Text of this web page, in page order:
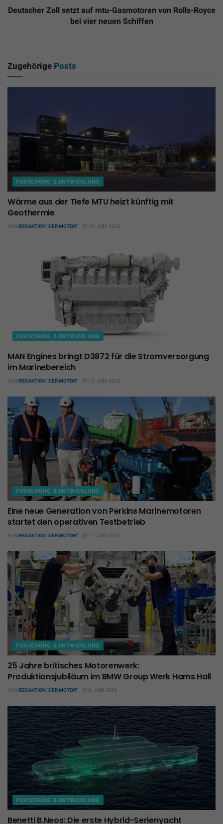
Deutscher Zoll setzt auf mtu-Gasmotoren von Rolls-Royce
bei vier neuen Schiffen
Zugehörige Posts
FORSCHUNG & ENTWICKLUNG
Wärme aus der Tiefe MTU heizt künftig mit
Geothermie
VON REDAKTION "DER MOTOR" 18. JUNI 2026
FORSCHUNG & ENTWICKLUNG
MAN Engines bringt D3872 für die Stromversorgung
im Marinebereich
VON REDAKTION "DER MOTOR" 15. JUNI 2026
FORSCHUNG & ENTWICKLUNG
Eine neue Generation von Perkins Marinemotoren
startet den operativen Testbetrieb
VON REDAKTION "DER MOTOR" 11. JUNI 2026
FORSCHUNG & ENTWICKLUNG
25 Jahre britisches Motorenwerk:
Produktionsjubiläum im BMW Group Werk Hams Hall
VON REDAKTION "DER MOTOR" 8. JUNI 2026
FORSCHUNG & ENTWICKLUNG
Benetti B.Neos: Die erste Hybrid-Serienyacht